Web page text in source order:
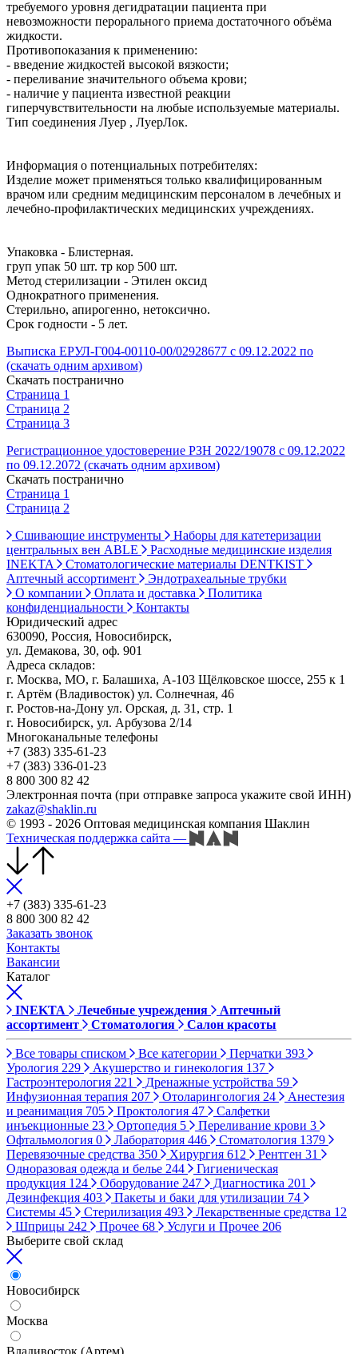
требуемого уровня дегидратации пациента при
невозможности перорального приема достаточного объёма
жидкости.
Противопоказания к применению:
- введение жидкостей высокой вязкости;
- переливание значительного объема крови;
- наличие у пациента известной реакции
гиперчувствительности на любые используемые материалы.
Тип соединения Луер , ЛуерЛок.
Информация о потенциальных потребителях:
Изделие может применяться только квалифицированным
врачом или средним медицинским персоналом в лечебных и
лечебно-профилактических медицинских учреждениях.
Упаковка - Блистерная.
груп упак 50 шт. тр кор 500 шт.
Метод стерилизации - Этилен оксид
Однократного применения.
Стерильно, апирогенно, нетоксично.
Срок годности - 5 лет.
Выписка ЕРУЛ-Г004-00110-00/02928677 с 09.12.2022 по
(скачать одним архивом)
Скачать постранично
Страница 1
Страница 2
Страница 3
Регистрационное удостоверение РЗН 2022/19078 с 09.12.2022
по 09.12.2072 (скачать одним архивом)
Скачать постранично
Страница 1
Страница 2
Сшивающие инструменты
Наборы для катетеризации
центральных вен ABLE
Расходные медицинские изделия
INEKTA
Стоматологические материалы DENTKIST
Аптечный ассортимент
Эндотрахеальные трубки
О компании
Оплата и доставка
Политика
конфиденциальности
Контакты
Юридический адрес
630090, Россия, Новосибирск,
ул. Демакова, 30, оф. 901
Адреса складов:
г. Москва, МО, г. Балашиха, А-103 Щёлковское шоссе, 255 к 1
г. Артём (Владивосток) ул. Солнечная, 46
г. Ростов-на-Дону ул. Орская, д. 31, стр. 1
г. Новосибирск, ул. Арбузова 2/14
Многоканальные телефоны
+7 (383) 335-61-23
+7 (383) 336-01-23
8 800 300 82 42
Электронная почта (при отправке запроса укажите свой ИНН)
zakaz@shaklin.ru
© 1993 - 2026 Оптовая медицинская компания Шаклин
Техническая поддержка сайта —
+7 (383) 335-61-23
8 800 300 82 42
Заказать звонок
Контакты
Вакансии
Каталог
INEKTA Лечебные учреждения
Аптечный
ассортимент
Стоматология Салон красоты
Все товары списком Все категории Перчатки 393
Урология 229 Акушерство и гинекология 137
Гастроэнтерология 221 Дренажные устройства 59
Инфузионная терапия 207 Отоларингология 24
Анестезия
и реанимация 705 Проктология 47
Салфетки
инъекционные 23 Ортопедия 5 Переливание крови 3
Офтальмология 0 Лаборатория 446 Стоматология 1379
Перевязочные средства 350 Хирургия 612 Рентген 31
Одноразовая одежда и белье 244
Гигиеническая
продукция 124 Оборудование 247 Диагностика 201
Дезинфекция 403 Пакеты и баки для утилизации 74
Системы 45 Стерилизация 493 Лекарственные средства 12
Шприцы 242 Прочее 68 Услуги и Прочее 206
Выберите свой склад
Новосибирск
Москва